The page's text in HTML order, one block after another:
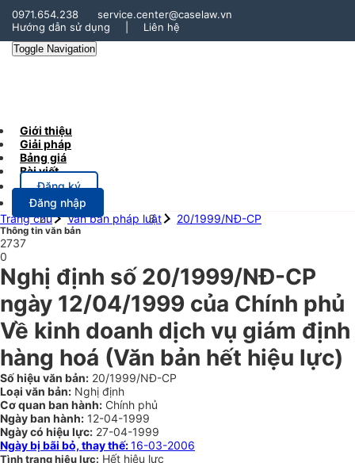
0971.654.238
service.center@caselaw.vn
Hướng dẫn sử dụng
Liên hệ
Toggle Navigation
Giới thiệu
Giải pháp
Bảng giá
Bài viết
Đăng ký
Đăng nhập
Trang chủ
Văn bản pháp luật 20/1999/NĐ-CP
Thông tin văn bản
2737
0
Nghị định số 20/1999/NĐ-CP
ngày 12/04/1999 của Chính phủ
Về kinh doanh dịch vụ giám định
hàng hoá (Văn bản hết hiệu lực)
Số hiệu văn bản: 20/1999/NĐ-CP
Loại văn bản: Nghị định
Cơ quan ban hành: Chính phủ
Ngày ban hành: 12-04-1999
Ngày có hiệu lực: 27-04-1999
Ngày bị bãi bỏ, thay thế:16-03-2006
Tình trạng hiệu lực: Hết hiệu lực